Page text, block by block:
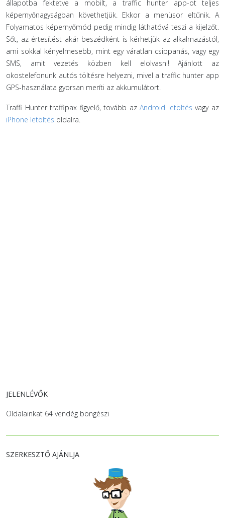
állapotba fektetve a mobilt, a traffic hunter app-ot teljes
képernyőnagyságban követhetjük. Ekkor a menüsor eltűnik. A
Folyamatos képernyőmód pedig mindig láthatóvá teszi a kijelzőt.
Sőt, az értesítést akár beszédként is kérhetjük az alkalmazástól,
ami sokkal kényelmesebb, mint egy váratlan csippanás, vagy egy
SMS, amit vezetés közben kell elolvasni! Ajánlott az
okostelefonunk autós töltésre helyezni, mivel a traffic hunter app
GPS-használata gyorsan meríti az akkumulátort.
Traffi Hunter traffipax figyelő, tovább azAndroid letöltés vagy az
iPhone letöltés oldalra.
JELENLÉVŐK
Oldalainkat 64 vendég böngészi
SZERKESZTŐ AJÁNLJA